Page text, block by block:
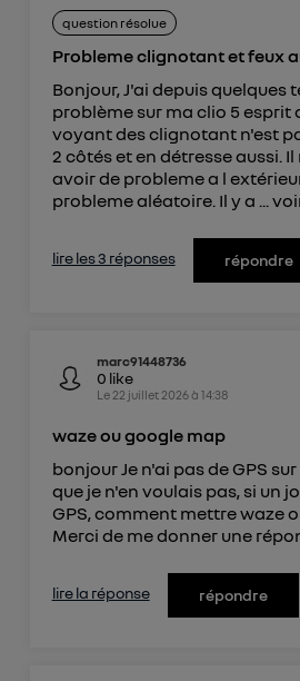
question résolue
Probleme clignotant et feux
Bonjour, J'ai depuis quelques
problème sur ma clio 5 esprit
voyant des clignotant n'est
2 côtés et en détresse aussi.
avoir de probleme a l
probleme aléatoire. Il y a ...
lire les 3 réponses répondre
marc91448736
0 like
Le 22 juillet 2026à 14:38
waze ou google map
bonjour Je n'ai pas de GPS
que je n'en voulais pas, si un
GPS, comment mettre waze
Merci de me donner une
lire la réponse répondre